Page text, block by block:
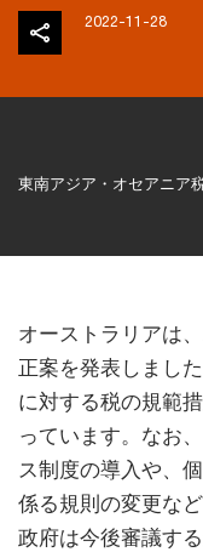
2022-11-28
東南アジア・オセアニア
オーストラリアは
正案を発表しまし
に対する税の規範
っています。なお
ス制度の導入や、
係る規則の変更な
政府は今後審議す